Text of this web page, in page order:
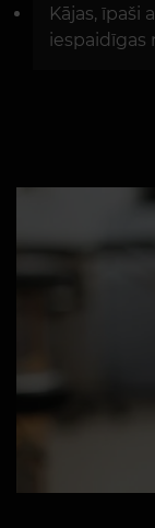
Kājas,
iespaidīgas